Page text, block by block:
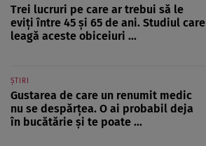
Trei lucruri pe care ar trebui să le
eviți între 45 și 65 de ani. Studiul care
leagă aceste obiceiuri ...
ȘTIRI
Gustarea de care un renumit medic
nu se despărțea. O ai probabil deja
în bucătărie și te poate ...